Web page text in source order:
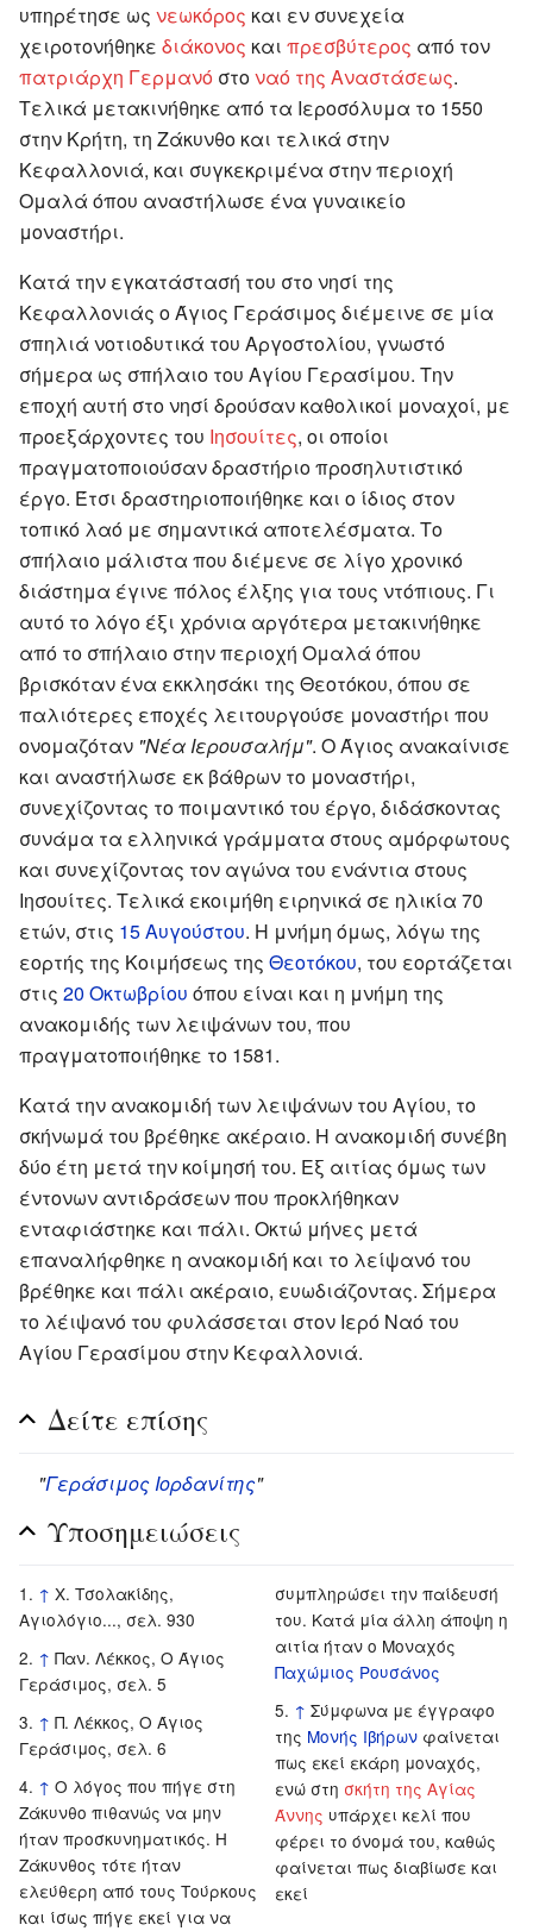
υπηρέτησε ως νεωκόρος και εν συνεχεία
χειροτονήθηκε διάκονος και πρεσβύτερος από τον
πατριάρχη Γερμανό στοναό της Αναστάσεως.
Τελικά μετακινήθηκε από τα Ιεροσόλυμα το 1550
στην Κρήτη, τη Ζάκυνθο και τελικά στην
Κεφαλλονιά, και συγκεκριμένα στην περιοχή
Ομαλά όπου αναστήλωσε ένα γυναικείο
μοναστήρι.
Κατά την εγκατάστασή του στο νησί της
Κεφαλλονιάς ο Άγιος Γεράσιμος διέμεινε σε μία
σπηλιά νοτιοδυτικά του Αργοστολίου, γνωστό
σήμερα ως σπήλαιο του Αγίου Γερασίμου. Την
εποχή αυτή στο νησί δρούσαν καθολικοί μοναχοί, με
προεξάρχοντες του Ιησουίτες, οι οποίοι
πραγματοποιούσαν δραστήριο προσηλυτιστικό
έργο. Έτσι δραστηριοποιήθηκε και ο ίδιος στον
τοπικό λαό με σημαντικά αποτελέσματα. Το
σπήλαιο μάλιστα που διέμενε σε λίγο χρονικό
διάστημα έγινε πόλος έλξης για τους ντόπιους. Γι
αυτό το λόγο έξι χρόνια αργότερα μετακινήθηκε
από το σπήλαιο στην περιοχή Ομαλά όπου
βρισκόταν ένα εκκλησάκι της Θεοτόκου, όπου σε
παλιότερες εποχές λειτουργούσε μοναστήρι που
ονομαζόταν "Νέα Ιερουσαλήμ". Ο Άγιος ανακαίνισε
και αναστήλωσε εκ βάθρων το μοναστήρι,
συνεχίζοντας το ποιμαντικό του έργο, διδάσκοντας
συνάμα τα ελληνικά γράμματα στους αμόρφωτους
και συνεχίζοντας τον αγώνα του ενάντια στους
Ιησουίτες. Τελικά εκοιμήθη ειρηνικά σε ηλικία 70
ετών, στις 15 Αυγούστου. Η μνήμη όμως, λόγω της
εορτής της Κοιμήσεως της Θεοτόκου, του εορτάζεται
στις 20 Οκτωβρίου όπου είναι και η μνήμη της
ανακομιδής των λειψάνων του, που
πραγματοποιήθηκε το 1581.
Κατά την ανακομιδή των λειψάνων του Αγίου, το
σκήνωμά του βρέθηκε ακέραιο. Η ανακομιδή συνέβη
δύο έτη μετά την κοίμησή του. Εξ αιτίας όμως των
έντονων αντιδράσεων που προκλήθηκαν
ενταφιάστηκε και πάλι. Οκτώ μήνες μετά
επαναλήφθηκε η ανακομιδή και το λείψανό του
βρέθηκε και πάλι ακέραιο, ευωδιάζοντας. Σήμερα
το λέιψανό του φυλάσσεται στον Ιερό Ναό του
Αγίου Γερασίμου στην Κεφαλλονιά.
Δείτε επίσης
"Γεράσιμος Ιορδανίτης"
Υποσημειώσεις
↑ Χ. Τσολακίδης,
Αγιολόγιο..., σελ. 930
↑ Παν. Λέκκος, Ο Άγιος
Γεράσιμος, σελ. 5
↑ Π. Λέκκος, Ο Άγιος
Γεράσιμος, σελ. 6
↑ Ο λόγος που πήγε στη
Ζάκυνθο πιθανώς να μην
ήταν προσκυνηματικός. Η
Ζάκυνθος τότε ήταν
ελεύθερη από τους Τούρκους
και ίσως πήγε εκεί για να
συμπληρώσει την παίδευσή
του. Κατά μία άλλη άποψη η
αιτία ήταν ο Μοναχός
Παχώμιος Ρουσάνος
↑ Σύμφωνα με έγγραφο
της Μονής Ιβήρων φαίνεται
πως εκεί εκάρη μοναχός,
ενώ στη σκήτη της Αγίας
Άννης υπάρχει κελί που
φέρει το όνομά του, καθώς
φαίνεται πως διαβίωσε και
εκεί